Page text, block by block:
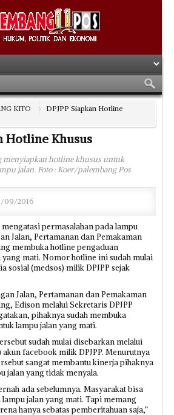
KITO
DPJPP Siapkan Hotline
Hotline Khusus
menyiapkan hotline khusus untuk
jalan. Foto : Koer/palembang Pos
09/2016
permasalahan pada lampu
Jalan, Pertamanan dan Pemakaman
membuka hotline pengaduan
yang mati. Nomor hotline ini sudah mulai
sosial (medsos) milik DPJPP sejak
Jalan, Pertamanan dan Pemakaman
Edison melalui Sekretaris DPJPP
pihaknya sudah membuka
lampu jalan yang mati.
sudah mulai disebarkan melalui
akun facebook milik DPJPP. Menurutnya
sangat membantu kinerja pihaknya
jalan yang tidak menyala.
ada sebelumnya. Masyarakat bisa
jalan yang mati. Tapi memang
hanya sebatas pemberitahuan saja,”